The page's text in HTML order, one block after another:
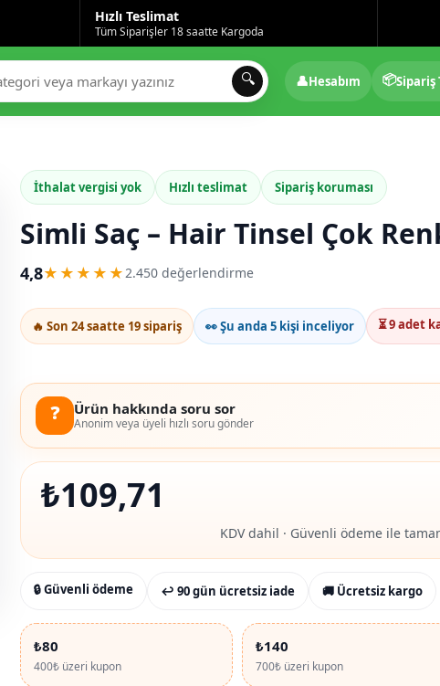
Hızlı Teslimat
Tüm Siparişler 18 saatte Kargoda
🔍 👤Hesabım 📦Sipariş
İthalat vergisi yok Hızlı teslimat Sipariş koruması
Simli Saç – Hair Tinsel Çok
4,8★★★★★2.450 değerlendirme
🔥 Son 24 saatte 19 sipariş 👀 Şu anda 5 kişi inceliyor ⏳ 9 adet
❓ Ürün hakkında soru sor
Anonim veya üyeli hızlı soru gönder
₺109,71
KDV dahil · Güvenli ödeme ile
🔒 Güvenli ödeme ↩ 90 gün ücretsiz iade 🚚 Ücretsiz kargo
₺80
400₺ üzeri kupon
₺140
700₺ üzeri kupon